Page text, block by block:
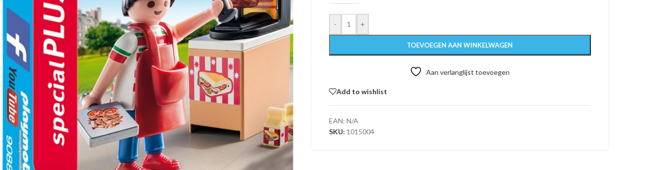
- +
TOEVOEGEN AAN WINKELWAGEN
Aan verlanglijst toevoegen
Add to wishlist
EAN: N/A
SKU: 1015004